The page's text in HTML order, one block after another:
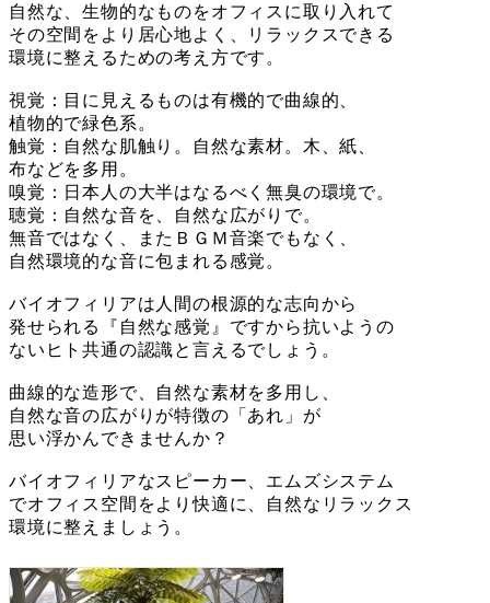
自然な、生物的なものをオフィスに取り入れて
その空間をより居心地よく、リラックスできる
環境に整えるための考え方です。
視覚：目に見えるものは有機的で曲線的、
植物的で緑色系。
触覚：自然な肌触り。自然な素材。木、紙、
布などを多用。
嗅覚：日本人の大半はなるべく無臭の環境で。
聴覚：自然な音を、自然な広がりで。
無音ではなく、またＢＧＭ音楽でもなく、
自然環境的な音に包まれる感覚。
バイオフィリアは人間の根源的な志向から
発せられる『自然な感覚』ですから抗いようの
ないヒト共通の認識と言えるでしょう。
曲線的な造形で、自然な素材を多用し、
自然な音の広がりが特徴の「あれ」が
思い浮かんできませんか？
バイオフィリアなスピーカー、エムズシステム
でオフィス空間をより快適に、自然なリラックス
環境に整えましょう。